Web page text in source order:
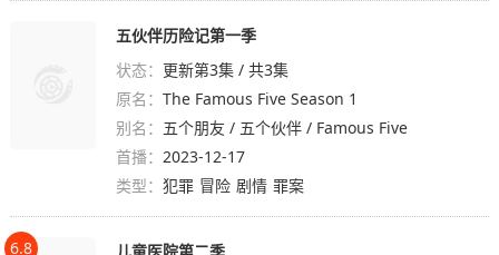
五伙伴历险记第一季
状态： 更新第3集 / 共3集
原名：The Famous Five Season 1
别名： 五个朋友 / 五个伙伴 / Famous Five
首播：2023-12-17
类型：犯罪 冒险 剧情 罪案
6.8